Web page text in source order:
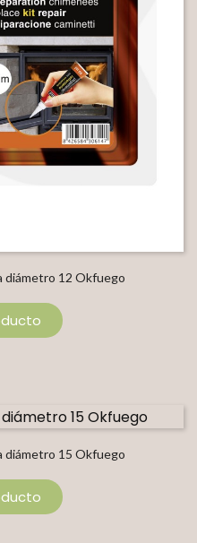
diámetro 12 Okfuego
diámetro 15 Okfuego